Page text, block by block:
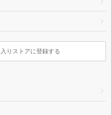
りストアに登録する